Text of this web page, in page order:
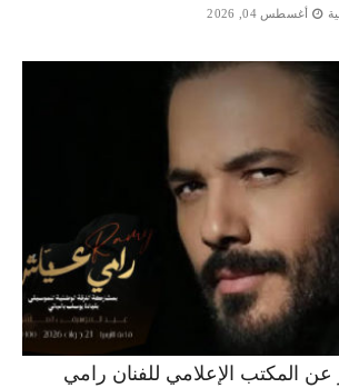
أغسطس 04, 2026
المكتب الإعلامي للفنان رامي